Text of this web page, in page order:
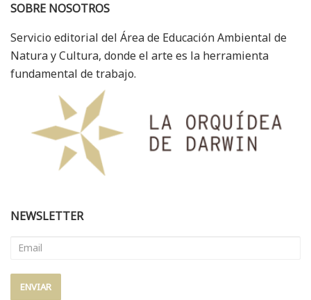
SOBRE NOSOTROS
Servicio editorial del Área de Educación Ambiental de
Natura y Cultura, donde el arte es la herramienta
fundamental de trabajo.
NEWSLETTER